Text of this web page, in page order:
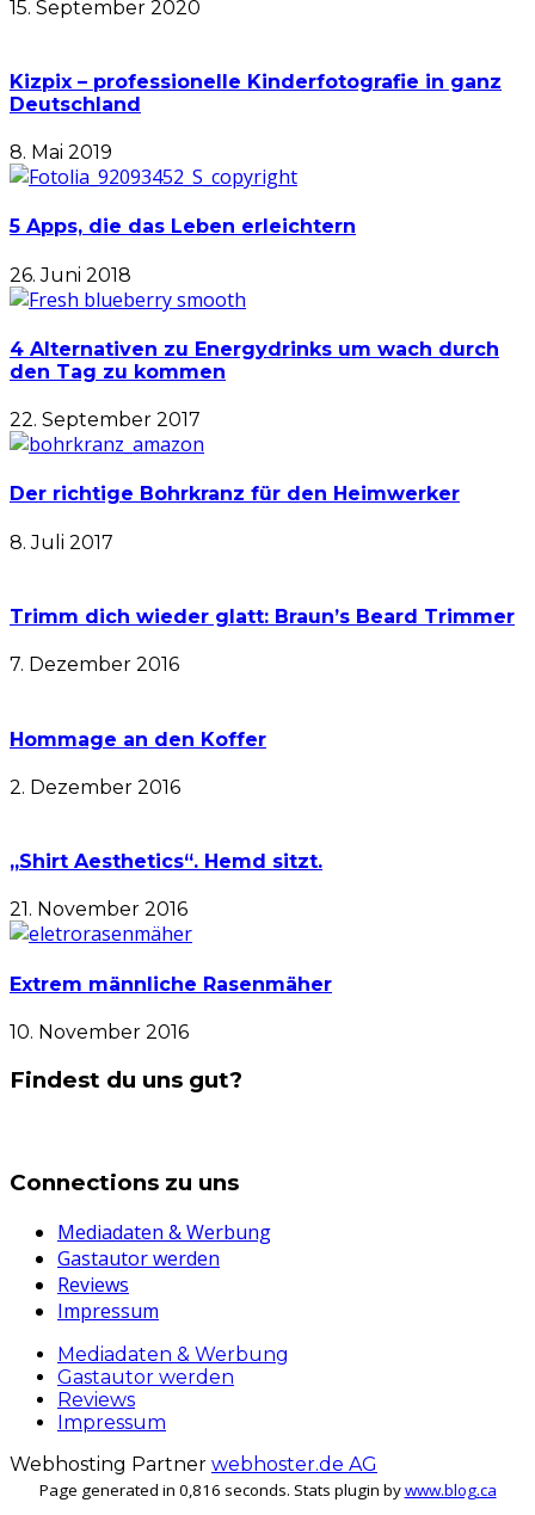
15. September 2020
Kizpix – professionelle Kinderfotografie in ganz
Deutschland
8. Mai 2019
5 Apps, die das Leben erleichtern
26. Juni 2018
4 Alternativen zu Energydrinks um wach durch
den Tag zu kommen
22. September 2017
Der richtige Bohrkranz für den Heimwerker
8. Juli 2017
Trimm dich wieder glatt: Braun’s Beard Trimmer
7. Dezember 2016
Hommage an den Koffer
2. Dezember 2016
„Shirt Aesthetics“. Hemd sitzt.
21. November 2016
Extrem männliche Rasenmäher
10. November 2016
Findest du uns gut?
Connections zu uns
Mediadaten & Werbung
Gastautor werden
Reviews
Impressum
Mediadaten & Werbung
Gastautor werden
Reviews
Impressum
Webhosting Partner webhoster.de AG
Page generated in 0,816 seconds. Stats plugin bywww.blog.ca